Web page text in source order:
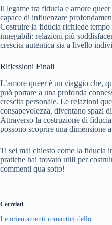
Il legame tra fiducia e amore
capace di influenzare
Costruire la fiducia richiede
innegabili: relazioni più
crescita autentica sia a livello
Riflessioni Finali
L’amore queer è un viaggio che,
può portare a una profonda
crescita personale. Le relazioni
consapevolezza, diventano spazi
Attraverso la costruzione di
possono scoprire una dimensione
Ti sei mai chiesto come la fiducia
pratiche hai trovato utili per
commenti qua sotto!
Correlati
Le orientamenti romantici dello